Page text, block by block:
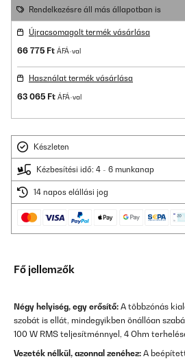
Rendelkezésre áll más állapotban is
Újracsomagolt termék vásárlása
66 775 Ft ÁFÁ-val
Használat termék vásárlása
63 065 Ft ÁFÁ-val
Készleten
Kézbesítési idő: 4 - 6 munkanap
14 napos elállási jog
Fő jellemzők
Négy helyiség, egy erősítő: A többzónás
szobát is ellát, mindegyikben önállóan
100 W RMS teljesítménnyel, 4 Ohm
Vezeték nélkül, azonnal zenéhez: A